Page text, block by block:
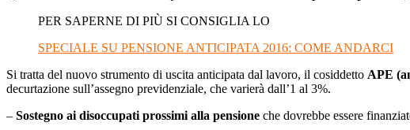
PER SAPERNE DI PIÙ SI CONSIGLIA LO
SPECIALE SU PENSIONE ANTICIPATA 2016: COME ANDARCI
Si tratta del nuovo strumento di uscita anticipata dal lavoro, il cosiddetto APE
decurtazione sull’assegno previdenziale, che varierà dall’1 al 3%.
– Sostegno ai disoccupati prossimi alla pensione che dovrebbe essere